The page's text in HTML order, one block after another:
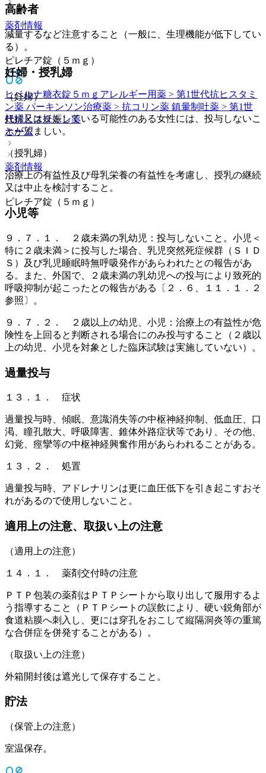
薬剤情報
ピレチア錠（５ｍｇ）
ヒベルナ糖衣錠５ｍｇ アレルギー用薬 > 第1世代抗ヒスタミ
ン薬 パーキンソン治療薬 > 抗コリン薬 鎮暈制吐薬 > 第1世
代抗ヒスタミン薬
ホーム
薬剤情報
ピレチア錠（５ｍｇ）
高齢者
減量するなど注意すること（一般に、生理機能が低下してい
る）。
妊婦・授乳婦
（妊婦）
妊婦又は妊娠している可能性のある女性には、投与しないこ
とが望ましい。
（授乳婦）
治療上の有益性及び母乳栄養の有益性を考慮し、授乳の継続
又は中止を検討すること。
小児等
９．７．１． ２歳未満の乳幼児：投与しないこと。小児＜
特に２歳未満＞に投与した場合、乳児突然死症候群（ＳＩＤ
Ｓ）及び乳児睡眠時無呼吸発作があらわれたとの報告があ
る。また、外国で、２歳未満の乳幼児への投与により致死的
呼吸抑制が起こったとの報告がある〔２．６、１１．１．２
参照〕。
９．７．２． ２歳以上の幼児、小児：治療上の有益性が危
険性を上回ると判断される場合にのみ投与すること（２歳以
上の幼児、小児を対象とした臨床試験は実施していない）。
過量投与
１３．１． 症状
過量投与時、傾眠、意識消失等の中枢神経抑制、低血圧、口
渇、瞳孔散大、呼吸障害、錐体外路症状等であり、その他、
幻覚、痙攣等の中枢神経興奮作用があらわれることがある。
１３．２． 処置
過量投与時、アドレナリンは更に血圧低下を引き起こすおそ
れがあるので使用しないこと。
適用上の注意、取扱い上の注意
（適用上の注意）
１４．１． 薬剤交付時の注意
ＰＴＰ包装の薬剤はＰＴＰシートから取り出して服用するよ
う指導すること（ＰＴＰシートの誤飲により、硬い鋭角部が
食道粘膜へ刺入し、更には穿孔をおこして縦隔洞炎等の重篤
な合併症を併発することがある）。
（取扱い上の注意）
外箱開封後は遮光して保存すること。
貯法
（保管上の注意）
室温保存。